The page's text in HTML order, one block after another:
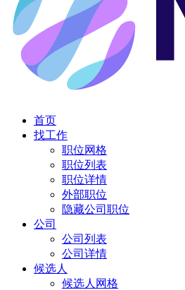
首页
找工作
职位网格
职位列表
职位详情
外部职位
隐藏公司职位
公司
公司列表
公司详情
候选人
候选人网格